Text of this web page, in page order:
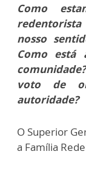
Como
redentorista
nosso
Como está
voto de
autoridade?
O Superior
a Família